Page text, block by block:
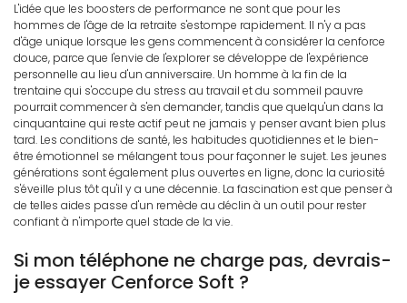
L'idée que les boosters de performance ne sont que pour les
hommes de l'âge de la retraite s'estompe rapidement. Il n'y a pas
d'âge unique lorsque les gens commencent à considérer la cenforce
douce, parce que l'envie de l'explorer se développe de l'expérience
personnelle au lieu d'un anniversaire. Un homme à la fin de la
trentaine qui s'occupe du stress au travail et du sommeil pauvre
pourrait commencer à s'en demander, tandis que quelqu'un dans la
cinquantaine qui reste actif peut ne jamais y penser avant bien plus
tard. Les conditions de santé, les habitudes quotidiennes et le bien-
être émotionnel se mélangent tous pour façonner le sujet. Les jeunes
générations sont également plus ouvertes en ligne, donc la curiosité
s'éveille plus tôt qu'il y a une décennie. La fascination est que penser à
de telles aides passe d'un remède au déclin à un outil pour rester
confiant à n'importe quel stade de la vie.
Si mon téléphone ne charge pas, devrais-
je essayer Cenforce Soft ?